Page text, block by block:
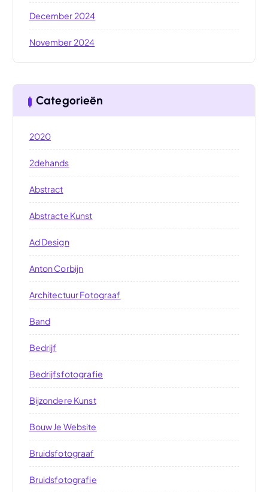
December 2024
November 2024
Categorieën
2020
2dehands
Abstract
Abstracte Kunst
Ad Design
Anton Corbijn
Architectuur Fotograaf
Band
Bedrijf
Bedrijfsfotografie
Bijzondere Kunst
Bouw Je Website
Bruidsfotograaf
Bruidsfotografie